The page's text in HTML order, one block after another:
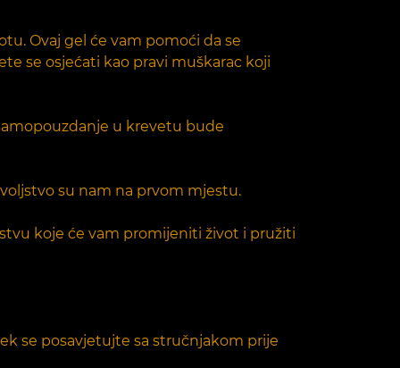
Ovaj gel će vam pomoći da se
se osjećati kao pravi muškarac koji
u krevetu bude
su nam na prvom mjestu.
koje će vam promijeniti život i pružiti
se posavjetujte sa stručnjakom prije